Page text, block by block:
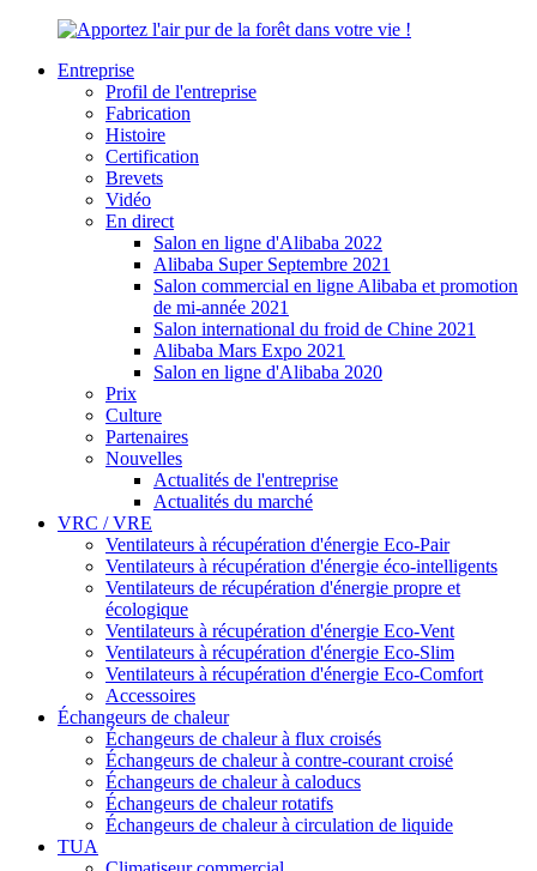
Entreprise
Profil de l'entreprise
Fabrication
Histoire
Certification
Brevets
Vidéo
En direct
Salon en ligne d'Alibaba 2022
Alibaba Super Septembre 2021
Salon commercial en ligne Alibaba et promotion
de mi-année 2021
Salon international du froid de Chine 2021
Alibaba Mars Expo 2021
Salon en ligne d'Alibaba 2020
Prix
Culture
Partenaires
Nouvelles
Actualités de l'entreprise
Actualités du marché
VRC / VRE
Ventilateurs à récupération d'énergie Eco-Pair
Ventilateurs à récupération d'énergie éco-intelligents
Ventilateurs de récupération d'énergie propre et
écologique
Ventilateurs à récupération d'énergie Eco-Vent
Ventilateurs à récupération d'énergie Eco-Slim
Ventilateurs à récupération d'énergie Eco-Comfort
Accessoires
Échangeurs de chaleur
Échangeurs de chaleur à flux croisés
Échangeurs de chaleur à contre-courant croisé
Échangeurs de chaleur à caloducs
Échangeurs de chaleur rotatifs
Échangeurs de chaleur à circulation de liquide
TUA